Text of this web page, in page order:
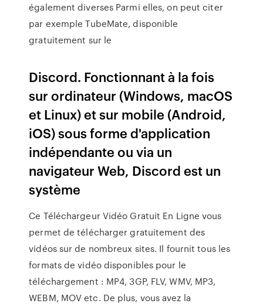
également diverses Parmi elles, on peut citer
par exemple TubeMate, disponible
gratuitement sur le
Discord. Fonctionnant à la fois
sur ordinateur (Windows, macOS
et Linux) et sur mobile (Android,
iOS) sous forme d'application
indépendante ou via un
navigateur Web, Discord est un
système
Ce Téléchargeur Vidéo Gratuit En Ligne vous
permet de télécharger gratuitement des
vidéos sur de nombreux sites. Il fournit tous les
formats de vidéo disponibles pour le
téléchargement : MP4, 3GP, FLV, WMV, MP3,
WEBM, MOV etc. De plus, vous avez la